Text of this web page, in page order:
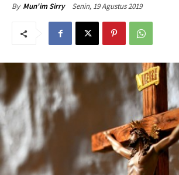
By Mun'im Sirry Senin, 19 Agustus 2019